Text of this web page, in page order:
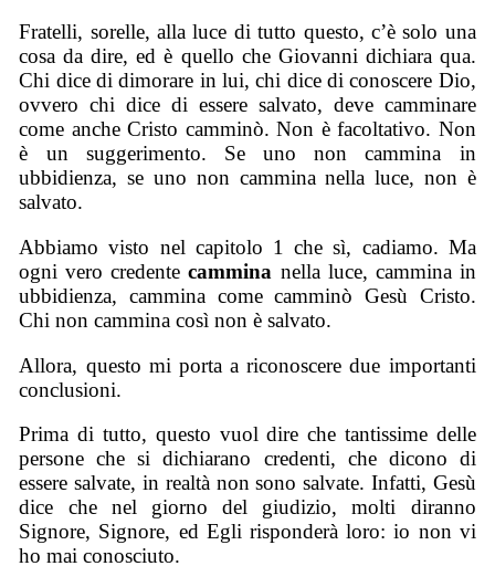
Fratelli, sorelle, alla luce di tutto questo, c’è solo una
cosa da dire, ed è quello che Giovanni dichiara qua.
Chi dice di dimorare in lui, chi dice di conoscere Dio,
ovvero chi dice di essere salvato, deve camminare
come anche Cristo camminò. Non è facoltativo. Non
è un suggerimento. Se uno non cammina in
ubbidienza, se uno non cammina nella luce, non è
salvato.
Abbiamo visto nel capitolo 1 che sì, cadiamo. Ma
ogni vero credentecammina nella luce, cammina in
ubbidienza, cammina come camminò Gesù Cristo.
Chi non cammina così non è salvato.
Allora, questo mi porta a riconoscere due importanti
conclusioni.
Prima di tutto, questo vuol dire che tantissime delle
persone che si dichiarano credenti, che dicono di
essere salvate, in realtà non sono salvate. Infatti, Gesù
dice che nel giorno del giudizio, molti diranno
Signore, Signore, ed Egli risponderà loro: io non vi
ho mai conosciuto.